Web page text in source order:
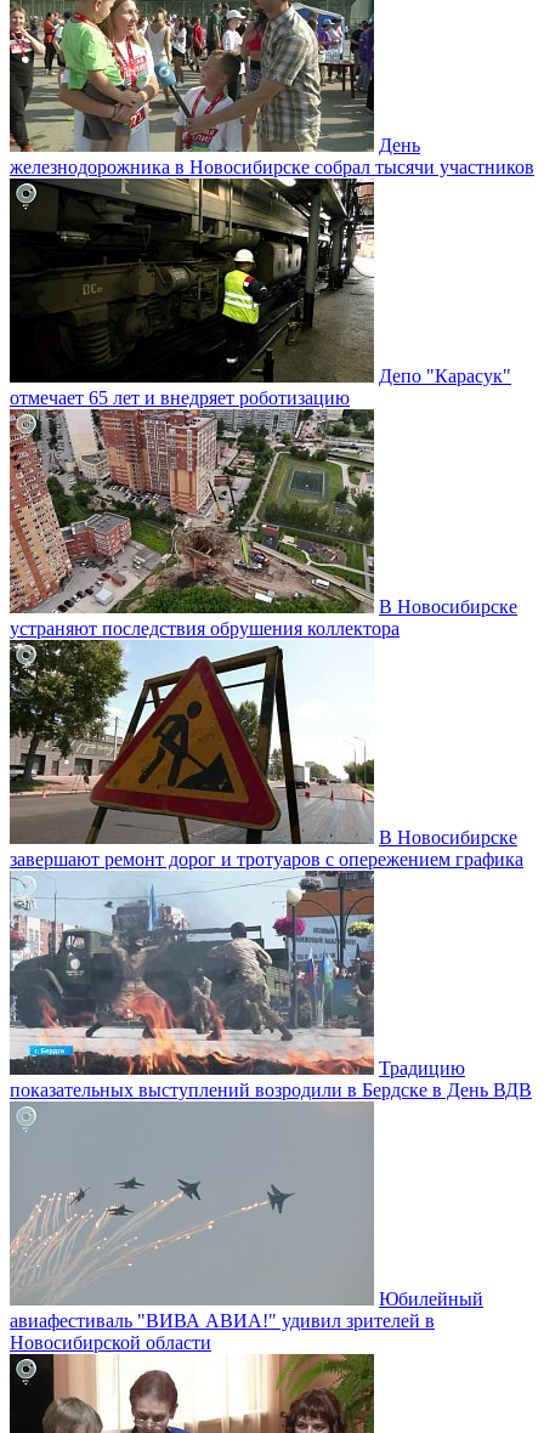
День
железнодорожника в Новосибирске собрал тысячи участников
Депо "Карасук"
отмечает 65 лет и внедряет роботизацию
В Новосибирске
устраняют последствия обрушения коллектора
В Новосибирске
завершают ремонт дорог и тротуаров с опережением графика
Традицию
показательных выступлений возродили в Бердске в День ВДВ
Юбилейный
авиафестиваль "ВИВА АВИА!" удивил зрителей в
Новосибирской области